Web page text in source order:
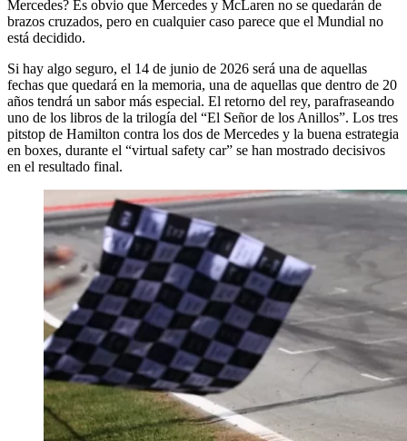
Mercedes? Es obvio que Mercedes y McLaren no se quedarán de
brazos cruzados, pero en cualquier caso parece que el Mundial no
está decidido.
Si hay algo seguro, el 14 de junio de 2026 será una de aquellas
fechas que quedará en la memoria, una de aquellas que dentro de 20
años tendrá un sabor más especial. El retorno del rey, parafraseando
uno de los libros de la trilogía del “El Señor de los Anillos”. Los tres
pitstop de Hamilton contra los dos de Mercedes y la buena estrategia
en boxes, durante el “virtual safety car” se han mostrado decisivos
en el resultado final.